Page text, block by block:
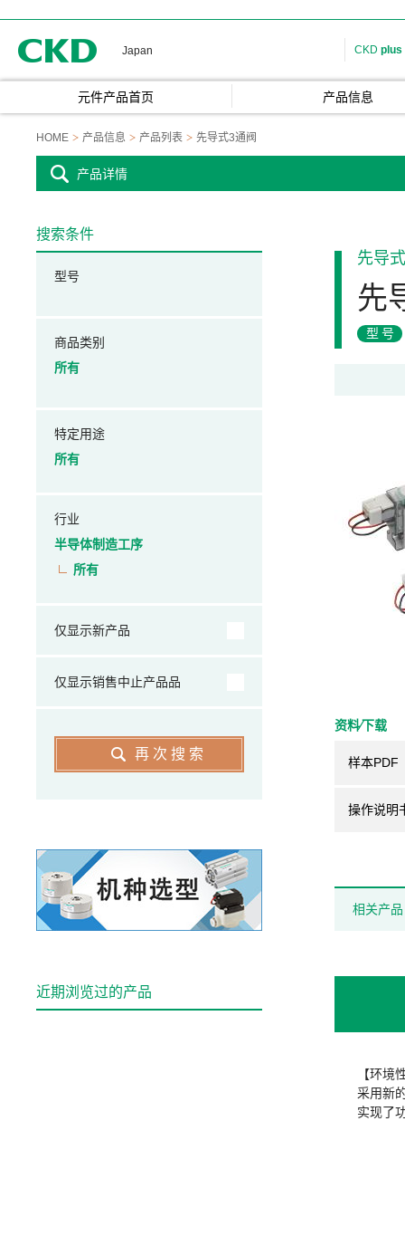
Japan CKD plus
元件产品首页 产品信息
HOME 产品信息 产品列表 先导式3通阀
产品详情
先导
先
型号
资料⁄下载
样本PDF
操作说明
相关产品
【环境
采用新
实现了
搜索条件
型号
商品类别
所有
特定用途
所有
行业
半导体制造工序
所有
仅显示新产品
仅显示销售中止产品品
再次搜索
近期浏览过的产品